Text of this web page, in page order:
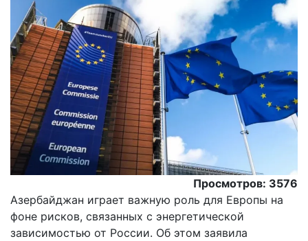
Просмотров: 3576
Азербайджан играет важную роль для Европы на
фоне рисков, связанных с энергетической
зависимостью от России. Об этом заявила